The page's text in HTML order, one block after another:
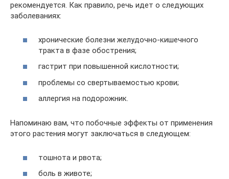
рекомендуется. Как правило, речь идет о следующих
заболеваниях:
хронические болезни желудочно-кишечного
тракта в фазе обострения;
гастрит при повышенной кислотности;
проблемы со свертываемостью крови;
аллергия на подорожник.
Напоминаю вам, что побочные эффекты от применения
этого растения могут заключаться в следующем:
тошнота и рвота;
боль в животе;